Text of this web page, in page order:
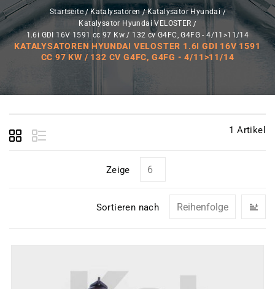
Startseite Katalysatoren
Katalysator Hyundai
Katalysator Hyundai VELOSTER
1.6i GDI 16V 1591 cc 97 Kw / 132 cv G4FC, G4FG - 4/11>11/14
KATALYSATOREN HYUNDAI VELOSTER 1.6I GDI 16V 1591
CC 97 KW / 132 CV G4FC, G4FG - 4/11>11/14
1 Artikel
Zeige
Sortieren nach